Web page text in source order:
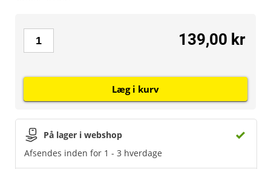
På lager i webshop
Afsendes inden for 1 - 3 hverdage
139,00 kr
Læg i kurv